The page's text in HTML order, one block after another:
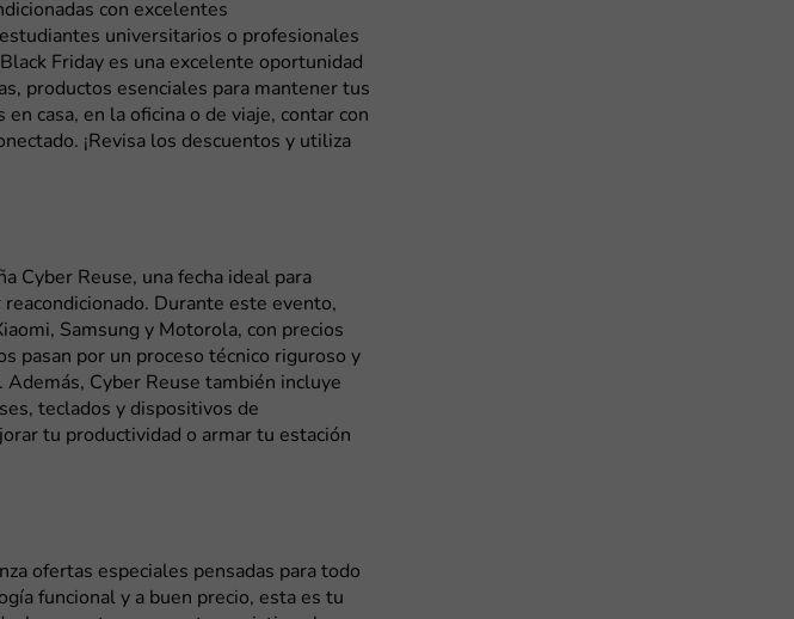
con excelentes
universitarios o profesionales
Friday es una excelente oportunidad
productos esenciales para mantener tus
casa, en la oficina o de viaje, contar con
¡Revisa los descuentos y utiliza
Cyber Reuse, una fecha ideal para
Durante este evento,
Samsung y Motorola, con precios
pasan por un proceso técnico riguroso y
Cyber Reuse también incluye
teclados y dispositivos de
tu productividad o armar tu estación
ofertas especiales pensadas para todo
funcional y a buen precio, esta es tu